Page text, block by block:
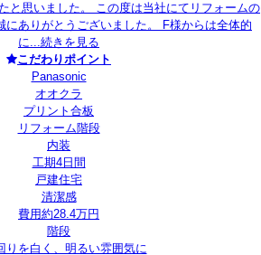
と思いました。 この度は当社にてリフォームの
にありがとうございました。 F様からは全体的
に...続きを見る
こだわりポイント
Panasonic
オオクラ
プリント合板
リフォーム階段
内装
工期4日間
戸建住宅
清潔感
費用約28.4万円
階段
りを白く、明るい雰囲気に